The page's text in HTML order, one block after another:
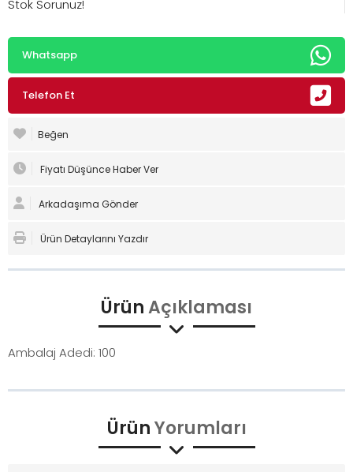
Stok Sorunuz!
Whatsapp
Telefon Et
Beğen
Fiyatı Düşünce Haber Ver
Arkadaşıma Gönder
Ürün Detaylarını Yazdır
ÜrünAçıklaması
Ambalaj Adedi: 100
ÜrünYorumları